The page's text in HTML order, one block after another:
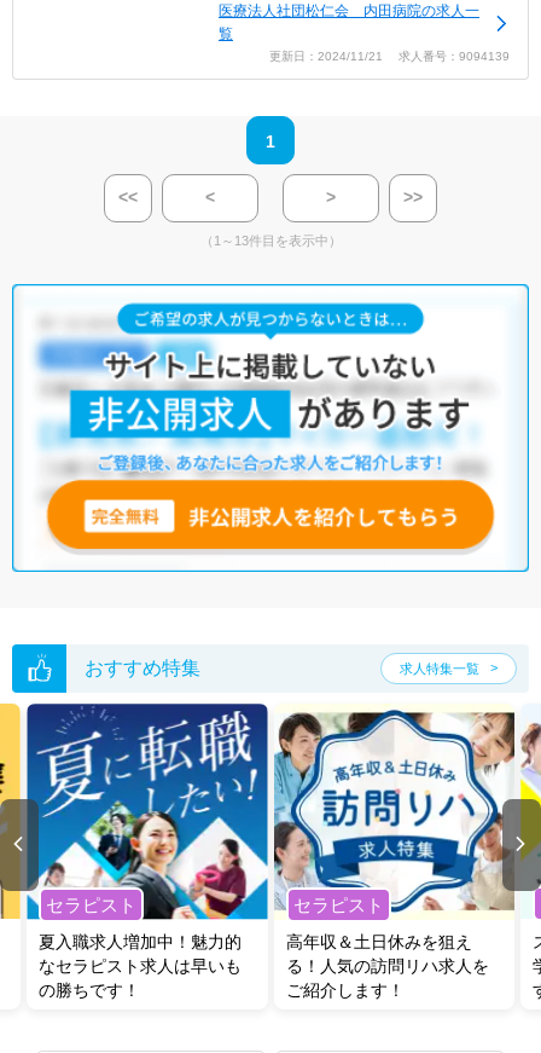
医療法人社団松仁会 内田病院の求人一
覧
更新日：2024/11/21 求人番号：9094139
1
<< < > >>
（1～13件目を表示中）
おすすめ特集 求人特集一覧
セラピスト
夏入職求人増加中！魅力的
なセラピスト求人は早いも
の勝ちです！
セラピスト
高年収＆土日休みを狙え
る！人気の訪問リハ求人を
ご紹介します！